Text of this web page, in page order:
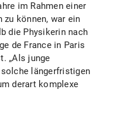
im Rahmen einer
zu können, war ein
die Physikerin nach
de France in Paris
„Als junge
längerfristigen
derart komplexe